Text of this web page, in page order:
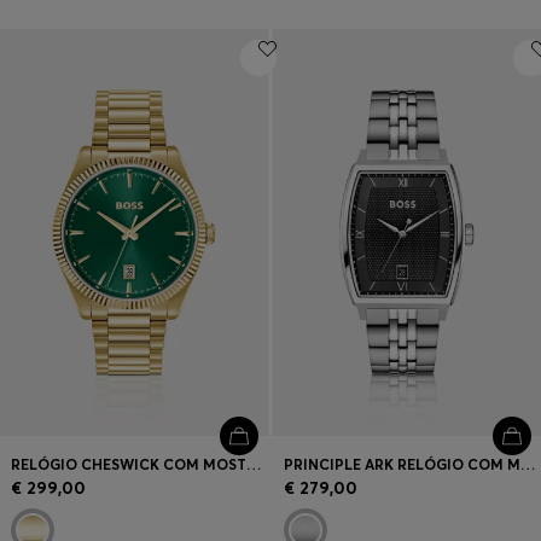
RELÓGIO CHESWICK COM MOSTRADOR VERDE E BISEL CANELADO
€ 299,00
PRINCIPLE ARK RELÓGIO COM MOSTRADOR TEXTURIZADO PRETO
€ 279,00